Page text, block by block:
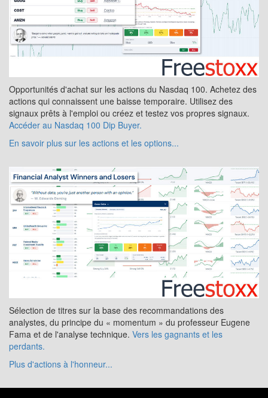
Opportunités d'achat sur les actions du Nasdaq 100. Achetez des
actions qui connaissent une baisse temporaire. Utilisez des
signaux prêts à l'emploi ou créez et testez vos propres signaux.
Accéder au Nasdaq 100 Dip Buyer.
En savoir plus sur les actions et les options...
Sélection de titres sur la base des recommandations des
analystes, du principe du « momentum » du professeur Eugene
Fama et de l'analyse technique. Vers les gagnants et les
perdants.
Plus d'actions à l'honneur...